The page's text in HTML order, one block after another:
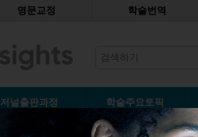
영문교정 학술번역
저널출판과정 학술주요토픽